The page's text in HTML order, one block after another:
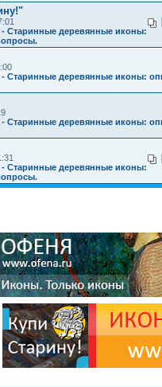
- Старинные деревянные иконы:
- Старинные деревянные иконы:
- Старинные деревянные иконы:
- Старинные деревянные иконы: